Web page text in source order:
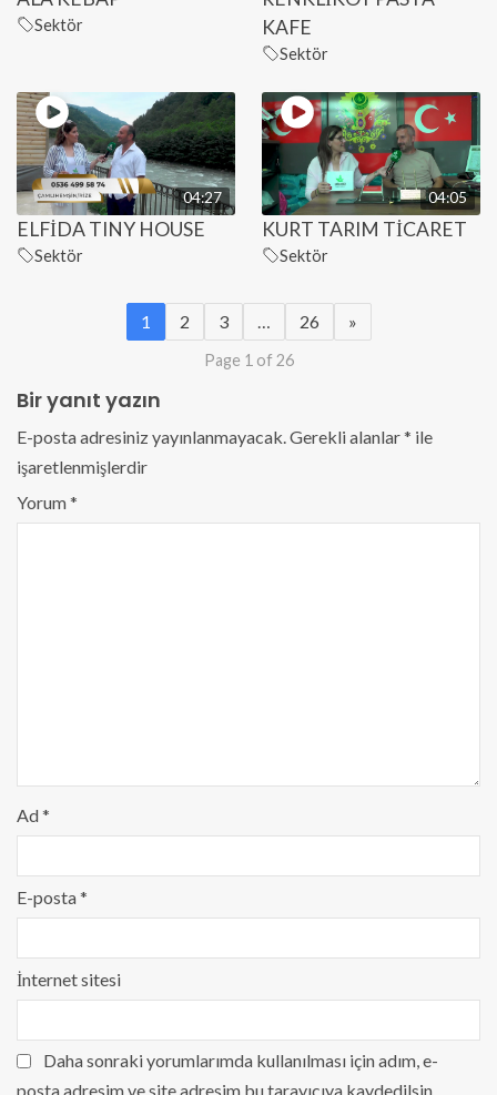
Sektör
KAFE
Sektör
04:27
ELFİDA TINY HOUSE
Sektör
04:05
KURT TARIM TİCARET
Sektör
1 2 3 26 »
Page 1 of 26
Bir yanıt yazın
E-posta adresiniz yayınlanmayacak. Gerekli alanlar* ile
işaretlenmişlerdir
Yorum*
Ad*
E-posta*
İnternet sitesi
Daha sonraki yorumlarımda kullanılması için adım, e-
posta adresim ve site adresim bu tarayıcıya kaydedilsin.